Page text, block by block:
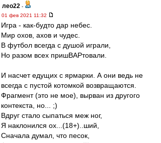
лео22 -
01 фев 2021 11:32
Игра - как-будто дар небес.
Мир охов, ахов и чудес.
В футбол всегда с душой играли,
Но разом всех пришВАРтовали.
И насчет едущих с ярмарки. А они ведь не
всегда с пустой котомкой возвращаются.
Фрагмент (это не мое), вырван из другого
контекста, но... ;)
Вдруг стало сыпаться меж ног,
Я наклонился ох...(18+)..ший,
Сначала думал, что песок,